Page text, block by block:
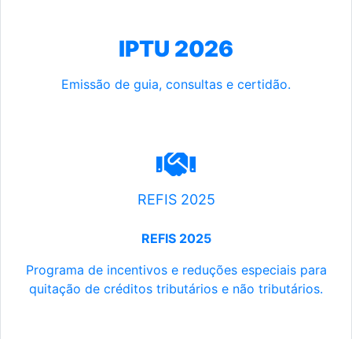
IPTU 2026
Emissão de guia, consultas e certidão.
REFIS 2025
REFIS 2025
Programa de incentivos e reduções especiais para
quitação de créditos tributários e não tributários.